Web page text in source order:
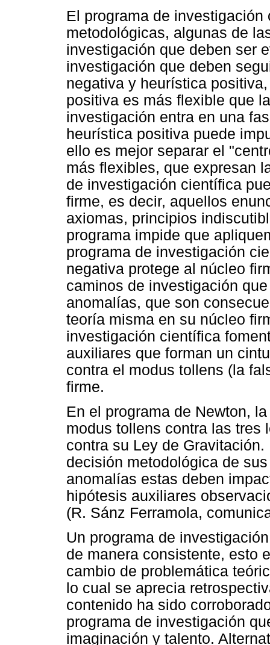
El programa de
metodológicas, algunas de
investigación que deben ser
investigación que deben
negativa y heurística
positiva es más flexible que
investigación entra en una
heurística positiva puede
ello es mejor separar el
más flexibles, que expresan
de investigación científica
firme, es decir, aquellos
axiomas, principios
programa impide que
programa de investigación
negativa protege al núcleo
caminos de investigación
anomalías, que son
teoría misma en su núcleo
investigación científica
auxiliares que forman un
contra el modus tollens (la
firme.
En el programa de Newton,
modus tollens contra las tres
contra su Ley de
decisión metodológica de
anomalías estas deben
hipótesis auxiliares
(R. Sánz Ferramola,
Un programa de
de manera consistente, esto
cambio de problemática
lo cual se aprecia
contenido ha sido
programa de investigación
imaginación y talento.